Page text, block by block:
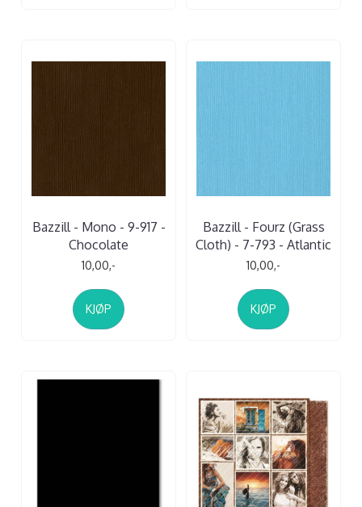
Bazzill - Mono - 9-917 -
Chocolate
10,00,-
KJØP
Bazzill - Fourz (Grass
Cloth) - 7-793 - Atlantic
10,00,-
KJØP